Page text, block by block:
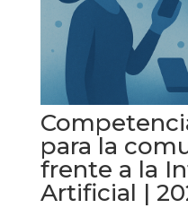
para la
frente a la
Artificial |